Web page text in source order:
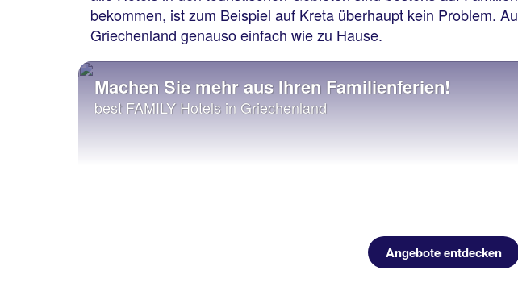
bekommen, ist zum Beispiel auf Kreta überhaupt kein Problem.
Griechenland genauso einfach wie zu Hause.
Machen Sie mehr aus Ihren Familienferien!
best FAMILY Hotels in Griechenland
Angebote entdecken